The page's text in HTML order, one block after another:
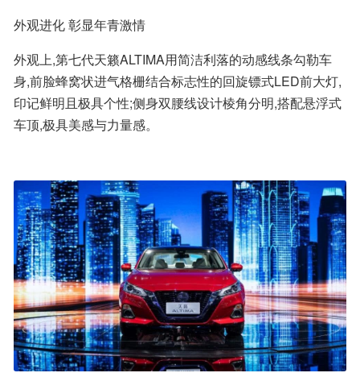
外观进化 彰显年青激情
外观上,第七代天籁ALTIMA用简洁利落的动感线条勾勒车
身,前脸蜂窝状进气格栅结合标志性的回旋镖式LED前大灯,
印记鲜明且极具个性;侧身双腰线设计棱角分明,搭配悬浮式
车顶,极具美感与力量感。